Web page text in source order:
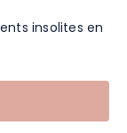
insolites en